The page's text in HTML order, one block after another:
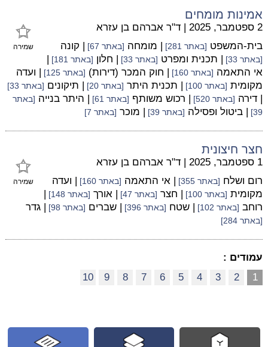
אמינות מומחים
שמירה
2 ספטמבר, 2025 | ד"ר אברהם בן עזרא
בית-המשפט [באתר 281] | מומחה [באתר 67] | קונה
[באתר 33] | תכנית ומפרט [באתר 33] | חלון [באתר 181]
|
אי התאמה [באתר 160] | חוק המכר (דירות) [באתר 125]
| ועדה
מקומית [באתר 100] | תכנית היתר [באתר 20] | תיקונים [באתר 33]
| דירה [באתר 520] | רכוש משותף [באתר 61] | היתר בנייה [באתר
39]
| ביטול ופסילה [באתר 39] | מוכר [באתר 7]
חצר חיצונית
שמירה
1 ספטמבר, 2025 | ד"ר אברהם בן עזרא
רום ושלח [באתר 355] | אי התאמה [באתר 160]
| ועדה
מקומית [באתר 100] | חצר [באתר 47] | אורך [באתר 148]
|
רוחב [באתר 102] | שטח [באתר 396] | שברים [באתר 98] | גדר
[באתר 284]
עמודים :
1
2
3
4
5
6
7
8
9
10